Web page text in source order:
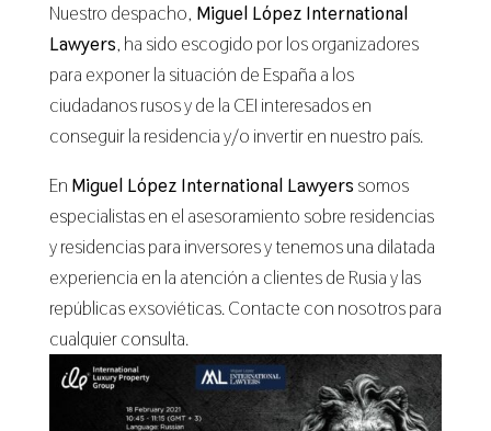
Nuestro despacho, Miguel López International
Lawyers, ha sido escogido por los organizadores
para exponer la situación de España a los
ciudadanos rusos y de la CEI interesados en
conseguir la residencia y/o invertir en nuestro país.
En Miguel López International Lawyers somos
especialistas en el asesoramiento sobre residencias
y residencias para inversores y tenemos una dilatada
experiencia en la atención a clientes de Rusia y las
repúblicas exsoviéticas. Contacte con nosotros para
cualquier consulta.